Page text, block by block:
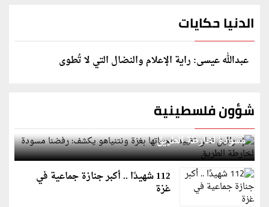
الدنيا حكايات
عبدالله عيسى: راية الإعلام والنضال التي لا تُطوى
شؤون فلسطينية
إسرائيل تعلن تقييد هجماتها بغزة ونتنياهو يكشف: رفضنا
مسودة لخارطة الطريق
112 شهيدًا .. أكبر جنازة جماعية في
غزة